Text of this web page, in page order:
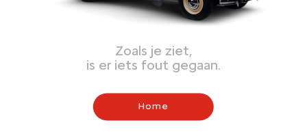
Zoals je ziet,
is er iets fout gegaan.
Home